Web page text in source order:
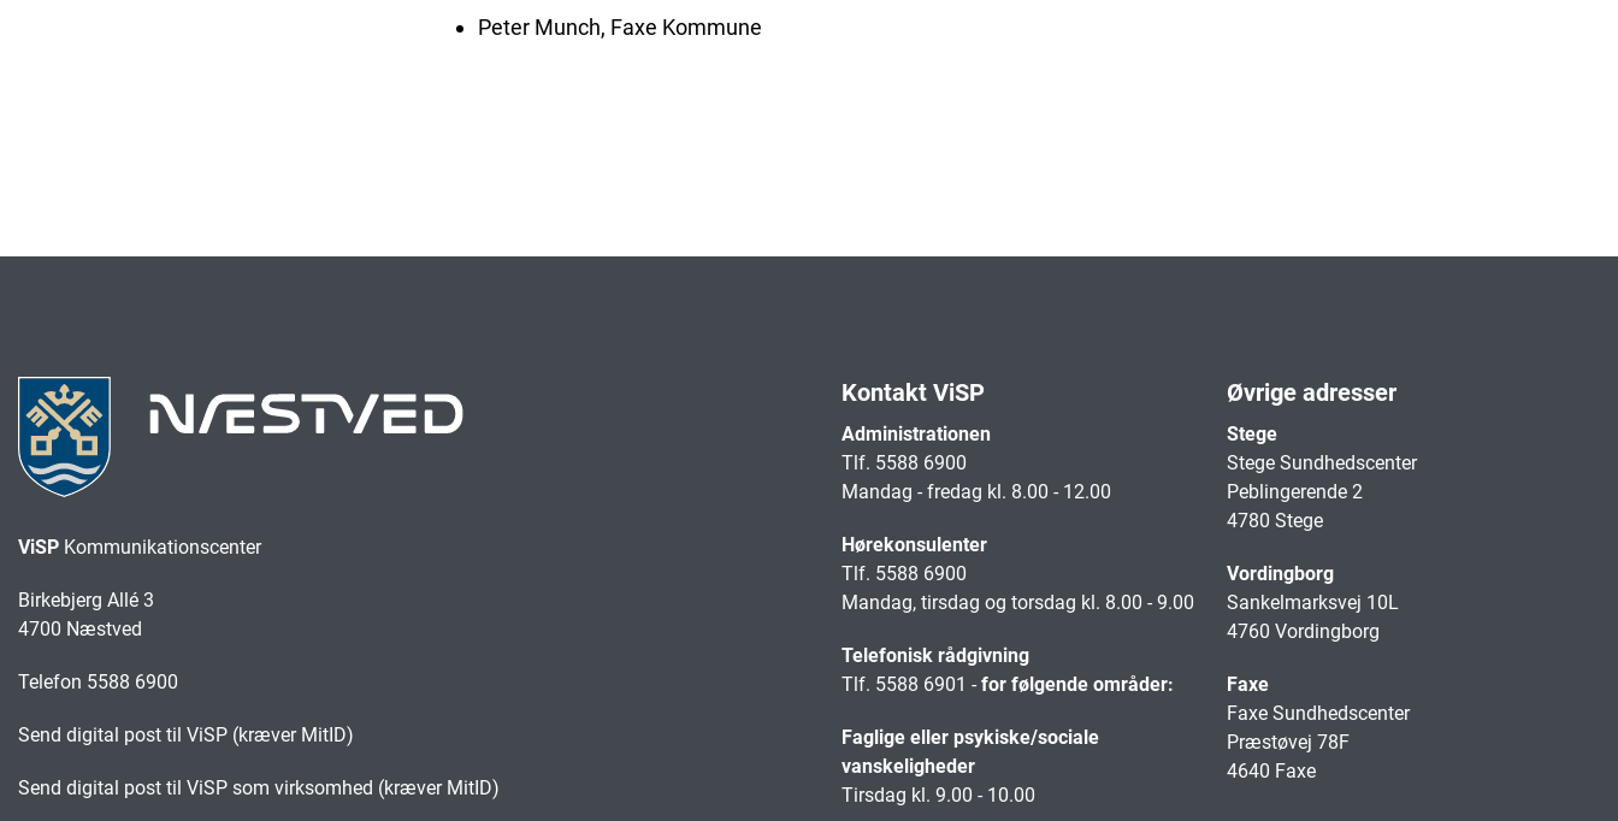
Peter Munch, Faxe Kommune
ViSP Kommunikationscenter
Birkebjerg Allé 3
4700 Næstved
Telefon 5588 6900
Send digital post til ViSP (kræver MitID)
Send digital post til ViSP som virksomhed (kræver MitID)
Kontakt ViSP
Administrationen
Tlf. 5588 6900
Mandag - fredag kl. 8.00 - 12.00
Hørekonsulenter
Tlf. 5588 6900
Mandag, tirsdag og torsdag kl. 8.00 - 9.00
Telefonisk rådgivning
Tlf. 5588 6901 -for følgende områder:
Faglige eller psykiske/sociale
vanskeligheder
Tirsdag kl. 9.00 - 10.00
Øvrige adresser
Stege
Stege Sundhedscenter
Peblingerende 2
4780 Stege
Vordingborg
Sankelmarksvej 10L
4760 Vordingborg
Faxe
Faxe Sundhedscenter
Præstøvej 78F
4640 Faxe